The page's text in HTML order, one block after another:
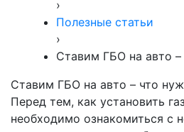
›
Полезные статьи
›
Ставим ГБО на авто –
Ставим ГБО на авто – что
Перед тем, как установить
необходимо ознакомиться с